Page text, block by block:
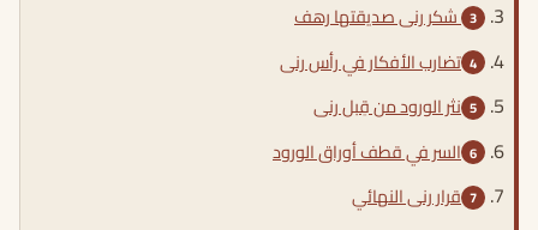
شكر رنى صديقتها رهف
تضارب الأفكار في رأس رنى
نثر الورود من قِبل رنى
السر في قطف أوراق الورود
قرار رنى النهائي